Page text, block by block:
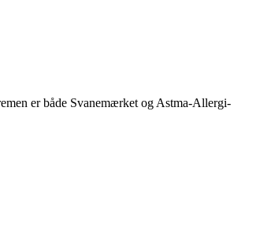
er både Svanemærket og Astma-Allergi-